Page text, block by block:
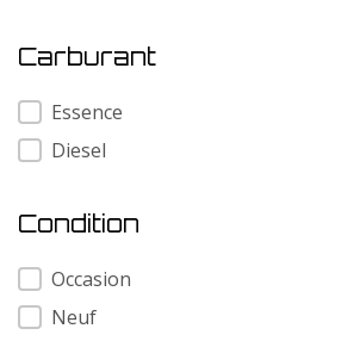
Carburant
Carburant
Essence
Diesel
Condition
Condition
Occasion
Neuf